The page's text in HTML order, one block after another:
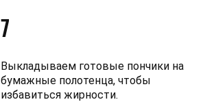
7
Выкладываем готовые пончики на
бумажные полотенца, чтобы
избавиться жирности.